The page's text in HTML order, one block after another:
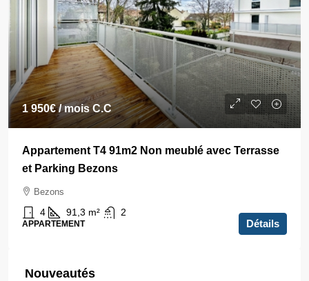
1 950€/ mois C.C
Appartement T4 91m2 Non meublé avec Terrasse
et Parking Bezons
Bezons
4 91,3 m² 2
APPARTEMENT Détails
Nouveautés